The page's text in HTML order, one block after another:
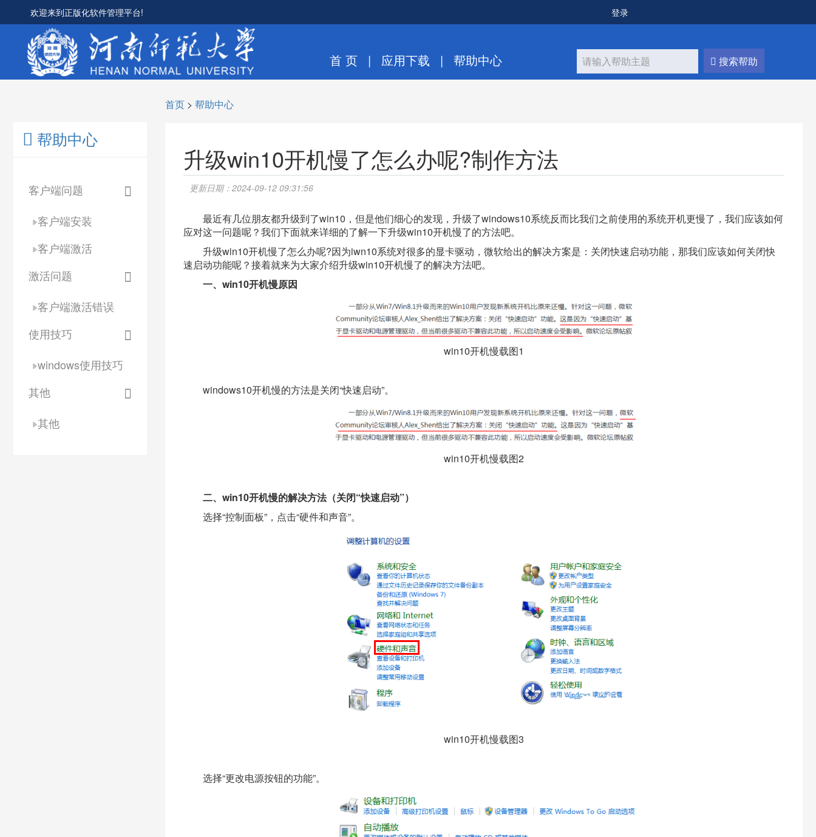
欢迎来到正版化软件管理平台! 登录
首 页 | 应用下载 | 帮助中心 搜索帮助
帮助中心
客户端问题
客户端安装
客户端激活
激活问题
客户端激活错误
使用技巧
windows使用技巧
其他
其他
首页 > 帮助中心
升级win10开机慢了怎么办呢?制作方法
更新日期：2024-09-12 09:31:56
最近有几位朋友都升级到了win10，但是他们细心的发现，升级了windows10系统反而比我们之前使用的系统开机更慢了，我们应该如何
应对这一问题呢？我们下面就来详细的了解一下升级win10开机慢了的方法吧。
升级win10开机慢了怎么办呢?因为iwn10系统对很多的显卡驱动，微软给出的解决方案是：关闭快速启动功能，那我们应该如何关闭快
速启动功能呢？接着就来为大家介绍升级win10开机慢了的解决方法吧。
一、win10开机慢原因
win10开机慢载图1
windows10开机慢的方法是关闭“快速启动”。
win10开机慢载图2
二、win10开机慢的解决方法（关闭“快速启动”）
选择“控制面板”，点击“硬件和声音”。
win10开机慢载图3
选择“更改电源按钮的功能”。